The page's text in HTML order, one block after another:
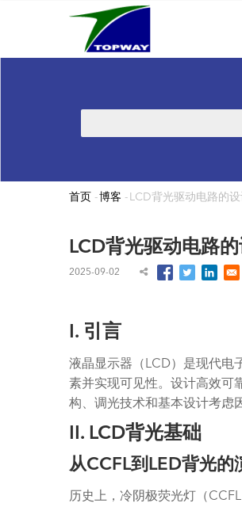
索
面
屑
首页 -博客 - LCD背光驱动电路的
LCD背光驱动电路
2025-09-02
I. 引言
液晶显示器（LCD）是现代电
素并实现可见性。设计高效可
构、调光技术和基本设计考虑
II. LCD背光基础
从CCFL到LED背光的
历史上，冷阴极荧光灯（